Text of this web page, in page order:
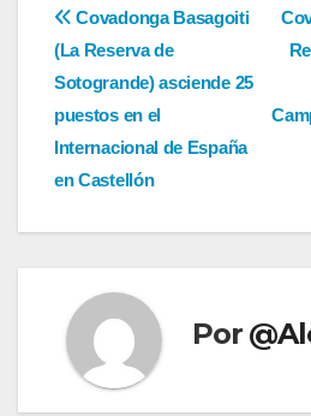
Navegación
de
entradas
Covadonga Basagoiti
(La Reserva de
Sotogrande) asciende 25
puestos en el
Internacional de España
en Castellón
Por